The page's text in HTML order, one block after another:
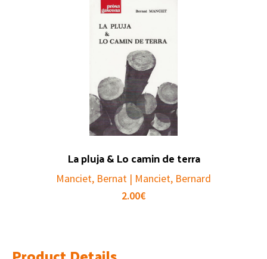
La pluja & Lo camin de terra
Manciet, Bernat | Manciet, Bernard
2.00€